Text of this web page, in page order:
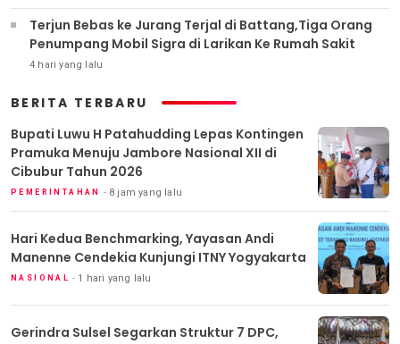
Terjun Bebas ke Jurang Terjal di Battang,Tiga Orang
Penumpang Mobil Sigra di Larikan Ke Rumah Sakit
4 hari yang lalu
BERITA TERBARU
Bupati Luwu H Patahudding Lepas Kontingen
Pramuka Menuju Jambore Nasional XII di
Cibubur Tahun 2026
PEMERINTAHAN 8 jam yang lalu
Hari Kedua Benchmarking, Yayasan Andi
Manenne Cendekia Kunjungi ITNY Yogyakarta
NASIONAL 1 hari yang lalu
Gerindra Sulsel Segarkan Struktur 7 DPC,